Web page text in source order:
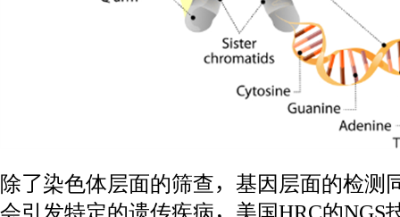
除了染色体层面的筛查，基因层面的检测
会引发特定的遗传疾病，美国HRC的NGS